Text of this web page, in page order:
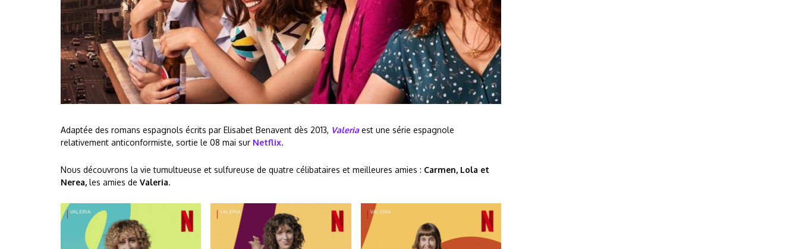
Adaptée des romans espagnols écrits par Elisabet Benavent dès 2013, Valeriaest une série espagnole
relativement anticonformiste, sortie le 08 mai sur Netflix.
Nous découvrons la vie tumultueuse et sulfureuse de quatre célibataires et meilleures amies : Carmen, Lola et
Nerea, les amies de Valeria.